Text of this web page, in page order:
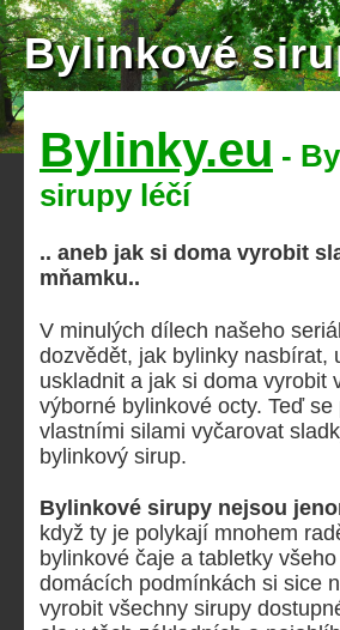
Bylinkové
Bylinky.eu -
sirupy léčí
.. aneb jak si doma vyrobit
mňamku..
V minulých dílech našeho
dozvědět, jak bylinky nasbírat,
uskladnit a jak si doma vyrobit
výborné bylinkové octy. Teď
vlastními silami vyčarovat
bylinkový sirup.
Bylinkové sirupy nejsou
když ty je polykají mnohem
bylinkové čaje a tabletky
domácích podmínkách si sice
vyrobit všechny sirupy